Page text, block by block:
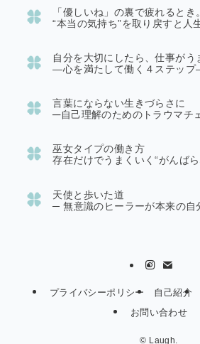
「優しいね」の裏で疲れるとき。
“本当の気持ち”を取り戻すと人
自分を大切にしたら、仕事がう
―心を満たして働く４ステッ
言葉にならない生きづらさに
─自己理解のためのトラウマチ
巫女タイプの働き方
存在だけでうまくいく“がんば
天使と歩いた道
─ 無意識のヒーラーが本来の自
プライバシーポリシー 自己紹介
お問い合わせ
© Laugh.